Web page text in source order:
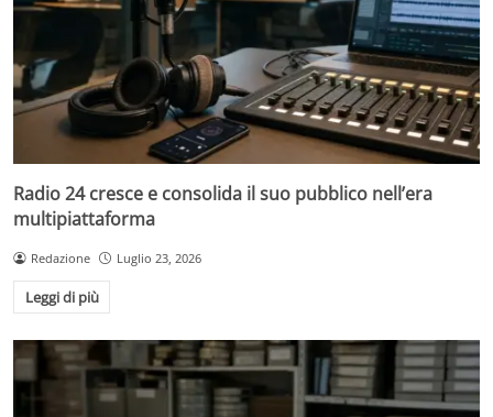
Radio 24 cresce e consolida il suo pubblico nell’era
multipiattaforma
Redazione Luglio 23, 2026
Leggi di più